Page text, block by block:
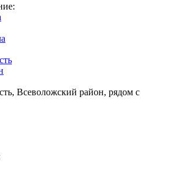
Всеволожский район, рядом с